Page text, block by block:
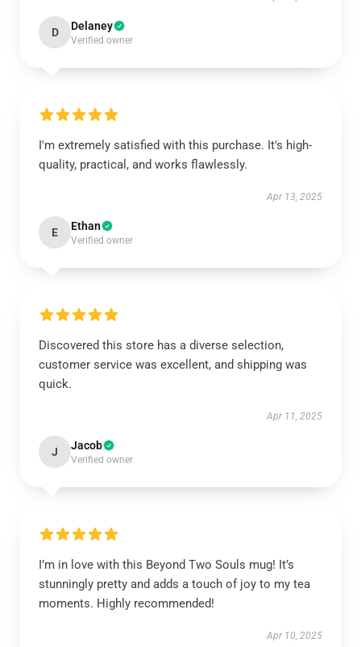
D Delaney
Verified owner
I'm extremely satisfied with this purchase. It's high-
quality, practical, and works flawlessly.
Apr 13, 2025
E Ethan
Verified owner
Discovered this store has a diverse selection,
customer service was excellent, and shipping was
quick.
Apr 11, 2025
J Jacob
Verified owner
I’m in love with this Beyond Two Souls mug! It’s
stunningly pretty and adds a touch of joy to my tea
moments. Highly recommended!
Apr 10, 2025